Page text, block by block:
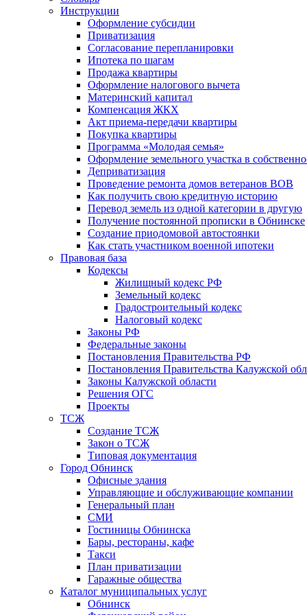
Инструкции
Оформление субсидии
Приватизация
Согласование перепланировки
Ипотека по шагам
Продажа квартиры
Оформление налогового вычета
Материнский капитал
Компенсация ЖКХ
Акт приема-передачи квартиры
Покупка квартиры
Программа «Молодая семья»
Оформление земельного участка в
Деприватизация
Проведение ремонта домов ветеранов ВОВ
Как получить свою кредитную историю
Перевод земель из одной категории в другую
Получение постоянной прописки в Обнинске
Создание приодомовой автостоянки
Как стать участником военной ипотеки
Правовая база
Кодексы
Жилищный кодекс РФ
Земельный кодекс
Градостроительный кодекс
Налоговый кодекс
Законы РФ
Федеральные законы
Постановления Правительства РФ
Постановления Правительства Калужской
Законы Калужской области
Решения ОГС
Проекты
ТСЖ
Создание ТСЖ
Закон о ТСЖ
Типовая документация
Город Обнинск
Офисные здания
Управляющие и обслуживающие компании
Генеральный план
СМИ
Гостиницы Обнинска
Бары, рестораны, кафе
Такси
План приватизации
Гаражные общества
Каталог муниципальных услуг
Обнинск